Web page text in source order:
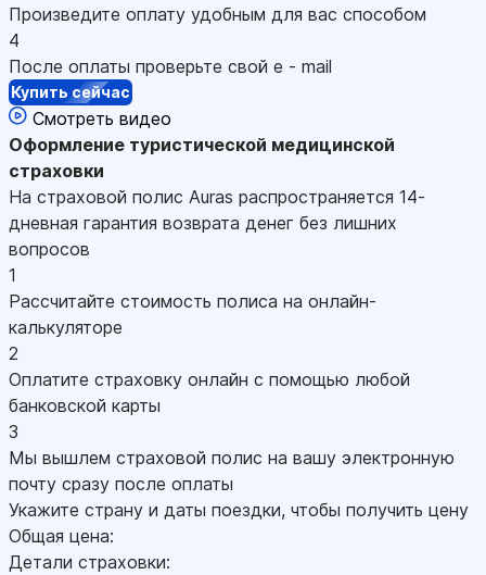
Произведите оплату удобным для вас способом
4
После оплаты проверьте свой e - mail
Купить сейчас
Смотреть видео
Оформление туристической медицинской
страховки
На страховой полис Auras распространяется 14-
дневная гарантия возврата денег без лишних
вопросов
1
Рассчитайте стоимость полиса на онлайн-
калькуляторе
2
Оплатите страховку онлайн с помощью любой
банковской карты
3
Мы вышлем страховой полис на вашу электронную
почту сразу после оплаты
Укажите страну и даты поездки, чтобы получить цену
Общая цена:
Детали страховки: